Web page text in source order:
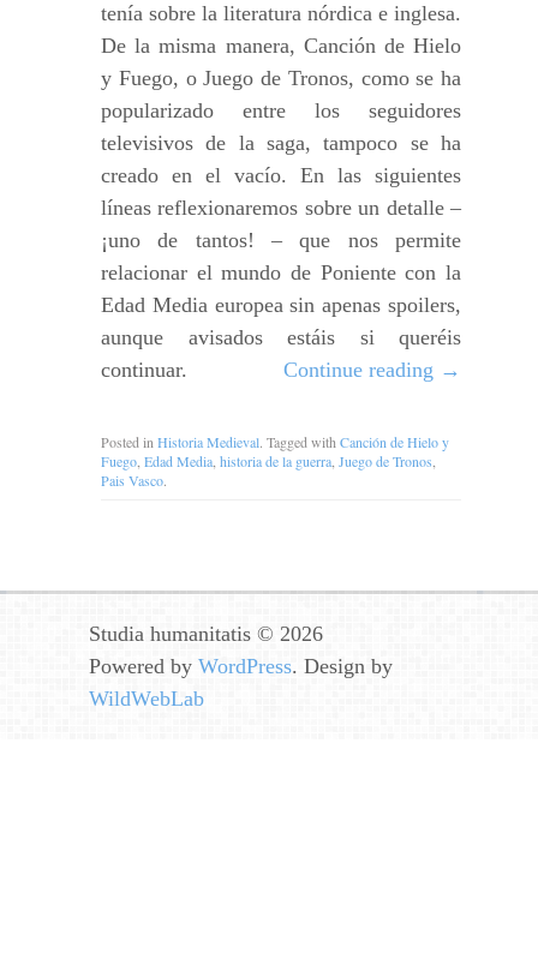
tenía sobre la literatura nórdica e inglesa.
De la misma manera, Canción de Hielo
y Fuego, o Juego de Tronos, como se ha
popularizado entre los seguidores
televisivos de la saga, tampoco se ha
creado en el vacío. En las siguientes
líneas reflexionaremos sobre un detalle –
¡uno de tantos! – que nos permite
relacionar el mundo de Poniente con la
Edad Media europea sin apenas spoilers,
aunque avisados estáis si queréis
continuar.
Continue reading →
Posted inHistoria Medieval. Tagged withCanción de Hielo y
Fuego, Edad Media, historia de la guerra, Juego de Tronos,
Pais Vasco.
Studia humanitatis © 2026
Powered by WordPress. Design by
WildWebLab